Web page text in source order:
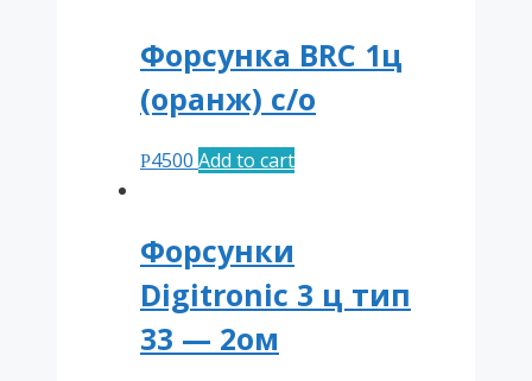
Форсунка BRC 1ц
(оранж) с/о
Р4500 Add to cart
Форсунки
Digitronic 3 ц тип
33 — 2ом